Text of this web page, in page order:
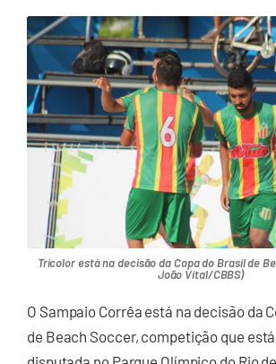
Tricolor está na decisão da Copa do Brasil de
João Vital/CBBS)
O Sampaio Corrêa está na decisão da
de Beach Soccer, competição que